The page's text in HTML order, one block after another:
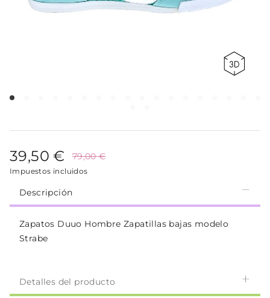
39,50 € 79,00 €
Impuestos incluidos
Descripción
Zapatos Duuo Hombre Zapatillas bajas modelo
Strabe
Detalles del producto